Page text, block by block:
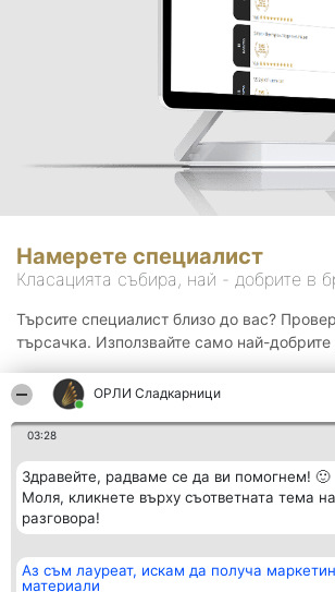
ОРЛИ Сладкарници
03:28
Здравейте, радваме се да ви помогнем! 🙂
Моля, кликнете върху съответната тема на
разговора!
Аз съм лауреат, искам да получа
материали
Намерете специалист
Класацията събира, най - добрите в
Търсите специалист близо до вас?
търсачка. Използвайте само най-добрите
Организатор на
класиране
Класация